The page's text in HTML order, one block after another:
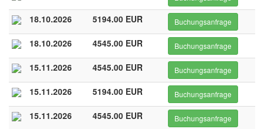
18.10.2026 5194.00 EUR Buchungsanfrage
18.10.2026 4545.00 EUR Buchungsanfrage
15.11.2026 4545.00 EUR Buchungsanfrage
15.11.2026 5194.00 EUR Buchungsanfrage
15.11.2026 4545.00 EUR Buchungsanfrage